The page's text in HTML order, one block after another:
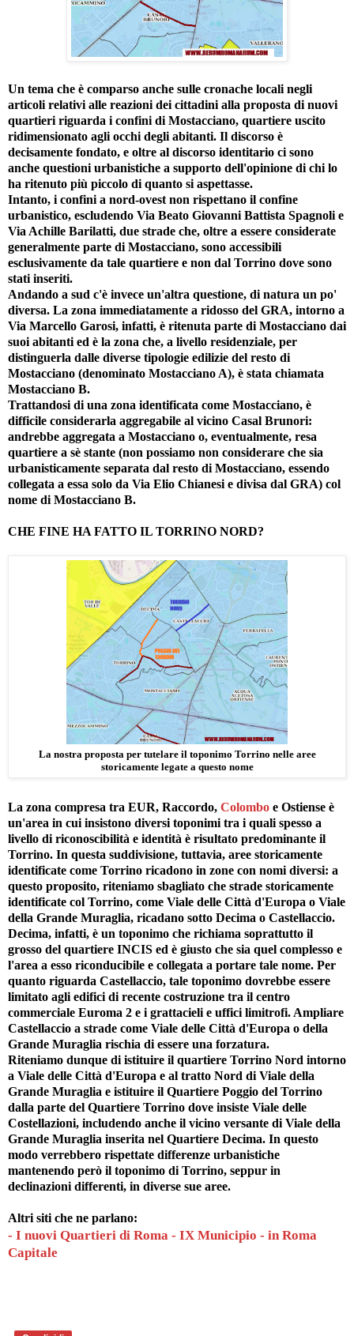
Un tema che è comparso anche sulle cronache locali negli
articoli relativi alle reazioni dei cittadini alla proposta di nuovi
quartieri riguarda i confini di Mostacciano, quartiere uscito
ridimensionato agli occhi degli abitanti. Il discorso è
decisamente fondato, e oltre al discorso identitario ci sono
anche questioni urbanistiche a supporto dell'opinione di chi lo
ha ritenuto più piccolo di quanto si aspettasse.
Intanto, i confini a nord-ovest non rispettano il confine
urbanistico, escludendo Via Beato Giovanni Battista Spagnoli e
Via Achille Barilatti, due strade che, oltre a essere considerate
generalmente parte di Mostacciano, sono accessibili
esclusivamente da tale quartiere e non dal Torrino dove sono
stati inseriti.
Andando a sud c'è invece un'altra questione, di natura un po'
diversa. La zona immediatamente a ridosso del GRA, intorno a
Via Marcello Garosi, infatti, è ritenuta parte di Mostacciano dai
suoi abitanti ed è la zona che, a livello residenziale, per
distinguerla dalle diverse tipologie edilizie del resto di
Mostacciano (denominato Mostacciano A), è stata chiamata
Mostacciano B.
Trattandosi di una zona identificata come Mostacciano, è
difficile considerarla aggregabile al vicino Casal Brunori:
andrebbe aggregata a Mostacciano o, eventualmente, resa
quartiere a sè stante (non possiamo non considerare che sia
urbanisticamente separata dal resto di Mostacciano, essendo
collegata a essa solo da Via Elio Chianesi e divisa dal GRA) col
nome di Mostacciano B.
CHE FINE HA FATTO IL TORRINO NORD?
La nostra proposta per tutelare il toponimo Torrino nelle aree
storicamente legate a questo nome
La zona compresa tra EUR, Raccordo, Colombo e Ostiense è
un'area in cui insistono diversi toponimi tra i quali spesso a
livello di riconoscibilità e identità è risultato predominante il
Torrino. In questa suddivisione, tuttavia, aree storicamente
identificate come Torrino ricadono in zone con nomi diversi: a
questo proposito, riteniamo sbagliato che strade storicamente
identificate col Torrino, come Viale delle Città d'Europa o Viale
della Grande Muraglia, ricadano sotto Decima o Castellaccio.
Decima, infatti, è un toponimo che richiama soprattutto il
grosso del quartiere INCIS ed è giusto che sia quel complesso e
l'area a esso riconducibile e collegata a portare tale nome. Per
quanto riguarda Castellaccio, tale toponimo dovrebbe essere
limitato agli edifici di recente costruzione tra il centro
commerciale Euroma 2 e i grattacieli e uffici limitrofi. Ampliare
Castellaccio a strade come Viale delle Città d'Europa o della
Grande Muraglia rischia di essere una forzatura.
Riteniamo dunque di istituire il quartiere Torrino Nord intorno
a Viale delle Città d'Europa e al tratto Nord di Viale della
Grande Muraglia e istituire il Quartiere Poggio del Torrino
dalla parte del Quartiere Torrino dove insiste Viale delle
Costellazioni, includendo anche il vicino versante di Viale della
Grande Muraglia inserita nel Quartiere Decima. In questo
modo verrebbero rispettate differenze urbanistiche
mantenendo però il toponimo di Torrino, seppur in
declinazioni differenti, in diverse sue aree.
Altri siti che ne parlano:
- I nuovi Quartieri di Roma - IX Municipio - in Roma
Capitale